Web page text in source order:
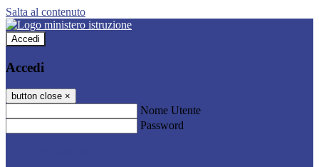
Salta al contenuto
Accedi
Accedi
button close ×
Nome Utente
Password